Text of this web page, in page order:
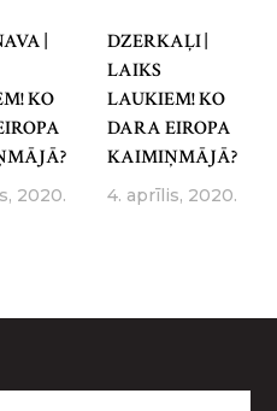
|
KO
2020.
DZERKAĻI |
LAIKS
LAUKIEM! KO
DARA EIROPA
KAIMIŅMĀJĀ?
4. aprīlis, 2020.